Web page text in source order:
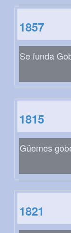
1857
Se funda
1815
Güemes
1821